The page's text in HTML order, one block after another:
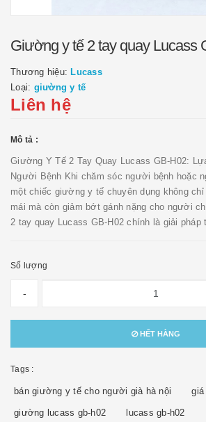
Giường y tế 2 tay quay Lucass
Thương hiệu: Lucass
Loại: giường y tế
Liên hệ
Mô tả :
Giường Y Tế 2 Tay Quay Lucass GB-H02:
Người Bệnh Khi chăm sóc người bệnh hoặc
một chiếc giường y tế chuyên dụng không
mái mà còn giảm bớt gánh nặng cho người
2 tay quay Lucass GB-H02 chính là giải pháp
Số lượng
-
HẾT HÀNG
Tags :
bán giường y tế cho người già hà nội giá
giường lucass gb-h02 lucass gb-h02